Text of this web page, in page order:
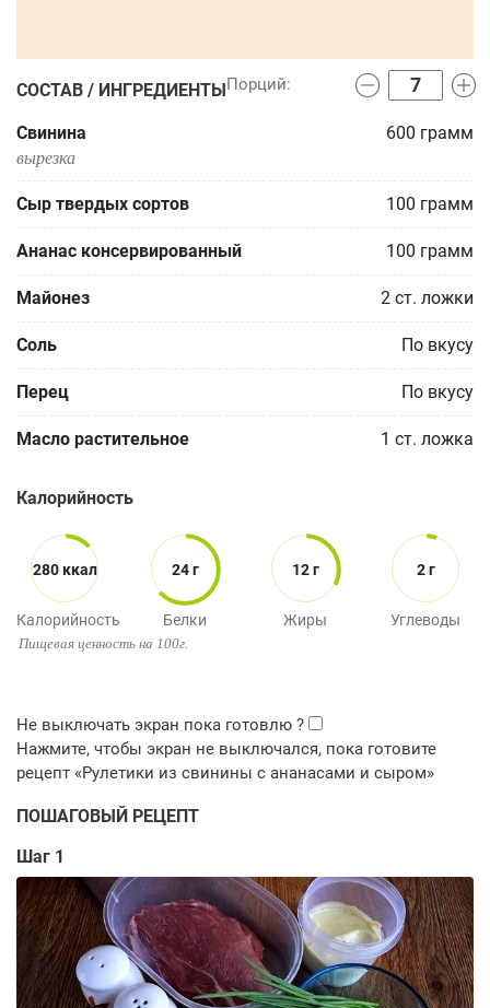
СОСТАВ / ИНГРЕДИЕНТЫ
Свинина 600 грамм
вырезка
Сыр твердых сортов 100 грамм
Ананас консервированный 100 грамм
Майонез 2 ст. ложки
Соль По вкусу
Перец По вкусу
Масло растительное 1 ст. ложка
Калорийность
280 ккал
Калорийность
24 г
Белки
12 г
Жиры
2 г
Углеводы
Пищевая ценность на 100г.
ПОШАГОВЫЙ РЕЦЕПТ
Шаг 1